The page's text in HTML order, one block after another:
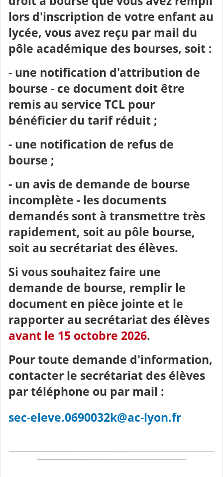
lors d'inscription de votre enfant au
lycée, vous avez reçu par mail du
pôle académique des bourses, soit :
- une notification d'attribution de
bourse - ce document doit être
remis au service TCL pour
bénéficier du tarif réduit ;
- une notification de refus de
bourse ;
- un avis de demande de bourse
incomplète - les documents
demandés sont à transmettre très
rapidement, soit au pôle bourse,
soit au secrétariat des élèves.
Si vous souhaitez faire une
demande de bourse, remplir le
document en pièce jointe et le
rapporter au secrétariat des élèves
avant le 15 octobre 2026.
Pour toute demande d'information,
contacter le secrétariat des élèves
par téléphone ou par mail :
sec-eleve.0690032k@ac-lyon.fr
-------------------------------------------------------------------------------------------------------
---------------------------------------------------------------------------